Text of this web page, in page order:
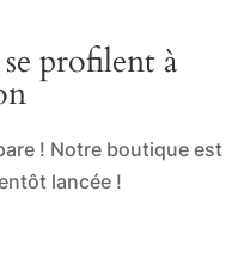
profilent à
! Notre boutique est
lancée !